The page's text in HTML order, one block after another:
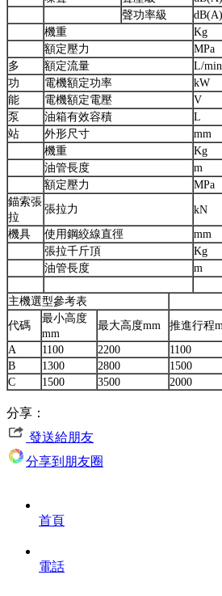
聲功率級
dB(A)
機重
Kg
額定壓力
MPa
多
額定流量 L/min
功
電機額定功率 kW
能
電機額定電壓 V
泵
油箱有效容積 L
站
外形尺寸 mm
機重
Kg
油管長度
m
額定壓力
MPa
錨索張
拉
張拉力 kN
機具
使用鋼絞線直徑 mm
張拉千斤頂
Kg
油管長度
m
主機選型參考表
代碼
最小高度
mm
最大高度mm 推進行程
A
1100 2200 1100
B
1300 2800 1500
C
1500 3500 2000
分享：
發送給朋友
分享到朋友圈
首頁
電話